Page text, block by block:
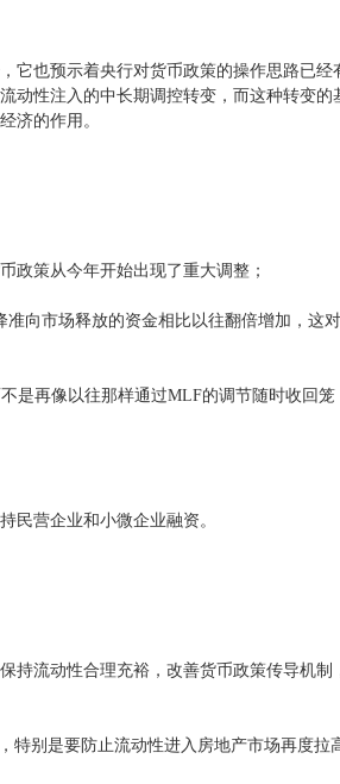
也预示着央行对货币政策的操作思路已经
动性注入的中长期调控转变，而这种转变的
济的作用。
策从今年开始出现了重大调整；
向市场释放的资金相比以往翻倍增加，这
再像以往那样通过MLF的调节随时收回笼
营企业和小微企业融资。
流动性合理充裕，改善货币政策传导机制
别是要防止流动性进入房地产市场再度拉